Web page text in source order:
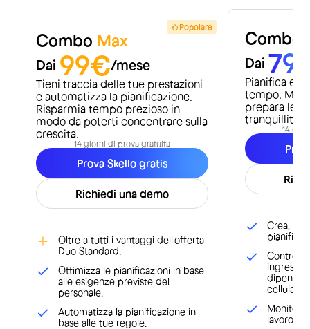
Combo
Dai
Pianifica e
tempo.
prepara le
tranquillità.
14
Crea,
ingressi
cellulari
Monitora
lavoro e
Combo Max
Dai 99€/mese
Tieni traccia delle tue prestazioni
e automatizza la pianificazione.
Risparmia tempo prezioso in
modo da poterti concentrare sulla
crescita.
14 giorni di prova gratuita
Prova Skello gratis
Richiedi una demo
Oltre a tutti i vantaggi dell'offerta
Duo Standard.
Ottimizza le pianificazioni in base
alle esigenze previste del
personale.
Automatizza la pianificazione in
base alle tue regole.
Popolare